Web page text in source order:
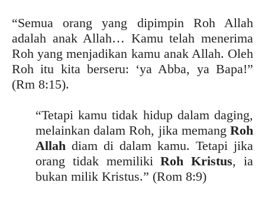
“Semua orang yang dipimpin Roh Allah
adalah anak Allah… Kamu telah menerima
Roh yang menjadikan kamu anak Allah. Oleh
Roh itu kita berseru: ‘ya Abba, ya Bapa!”
(Rm 8:15).
“Tetapi kamu tidak hidup dalam daging,
melainkan dalam Roh, jika memang Roh
Allah diam di dalam kamu. Tetapi jika
orang tidak memilikiRoh Kristus, ia
bukan milik Kristus.” (Rom 8:9)